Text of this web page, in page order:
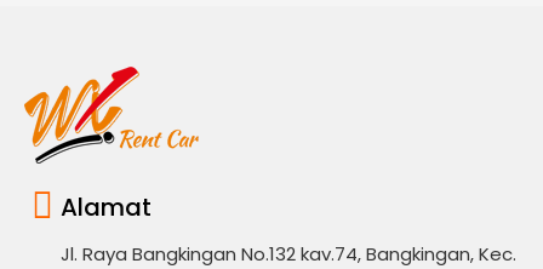
Alamat
Jl. Raya Bangkingan No.132 kav.74, Bangkingan, Kec.